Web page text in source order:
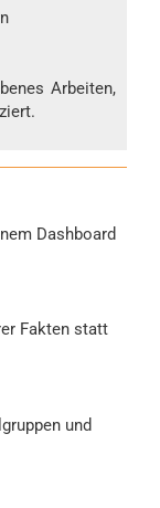
Arbeiten,
Dashboard
Fakten statt
und